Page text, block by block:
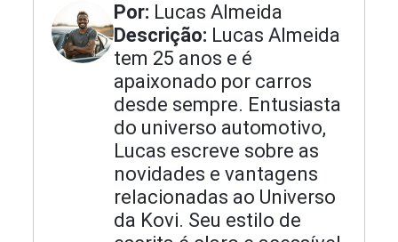
Por: Lucas Almeida
Descrição: Lucas Almeida
tem 25 anos e é
apaixonado por carros
desde sempre. Entusiasta
do universo automotivo,
Lucas escreve sobre as
novidades e vantagens
relacionadas ao Universo
da Kovi. Seu estilo de